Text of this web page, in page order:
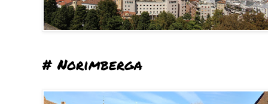
# Norimberga